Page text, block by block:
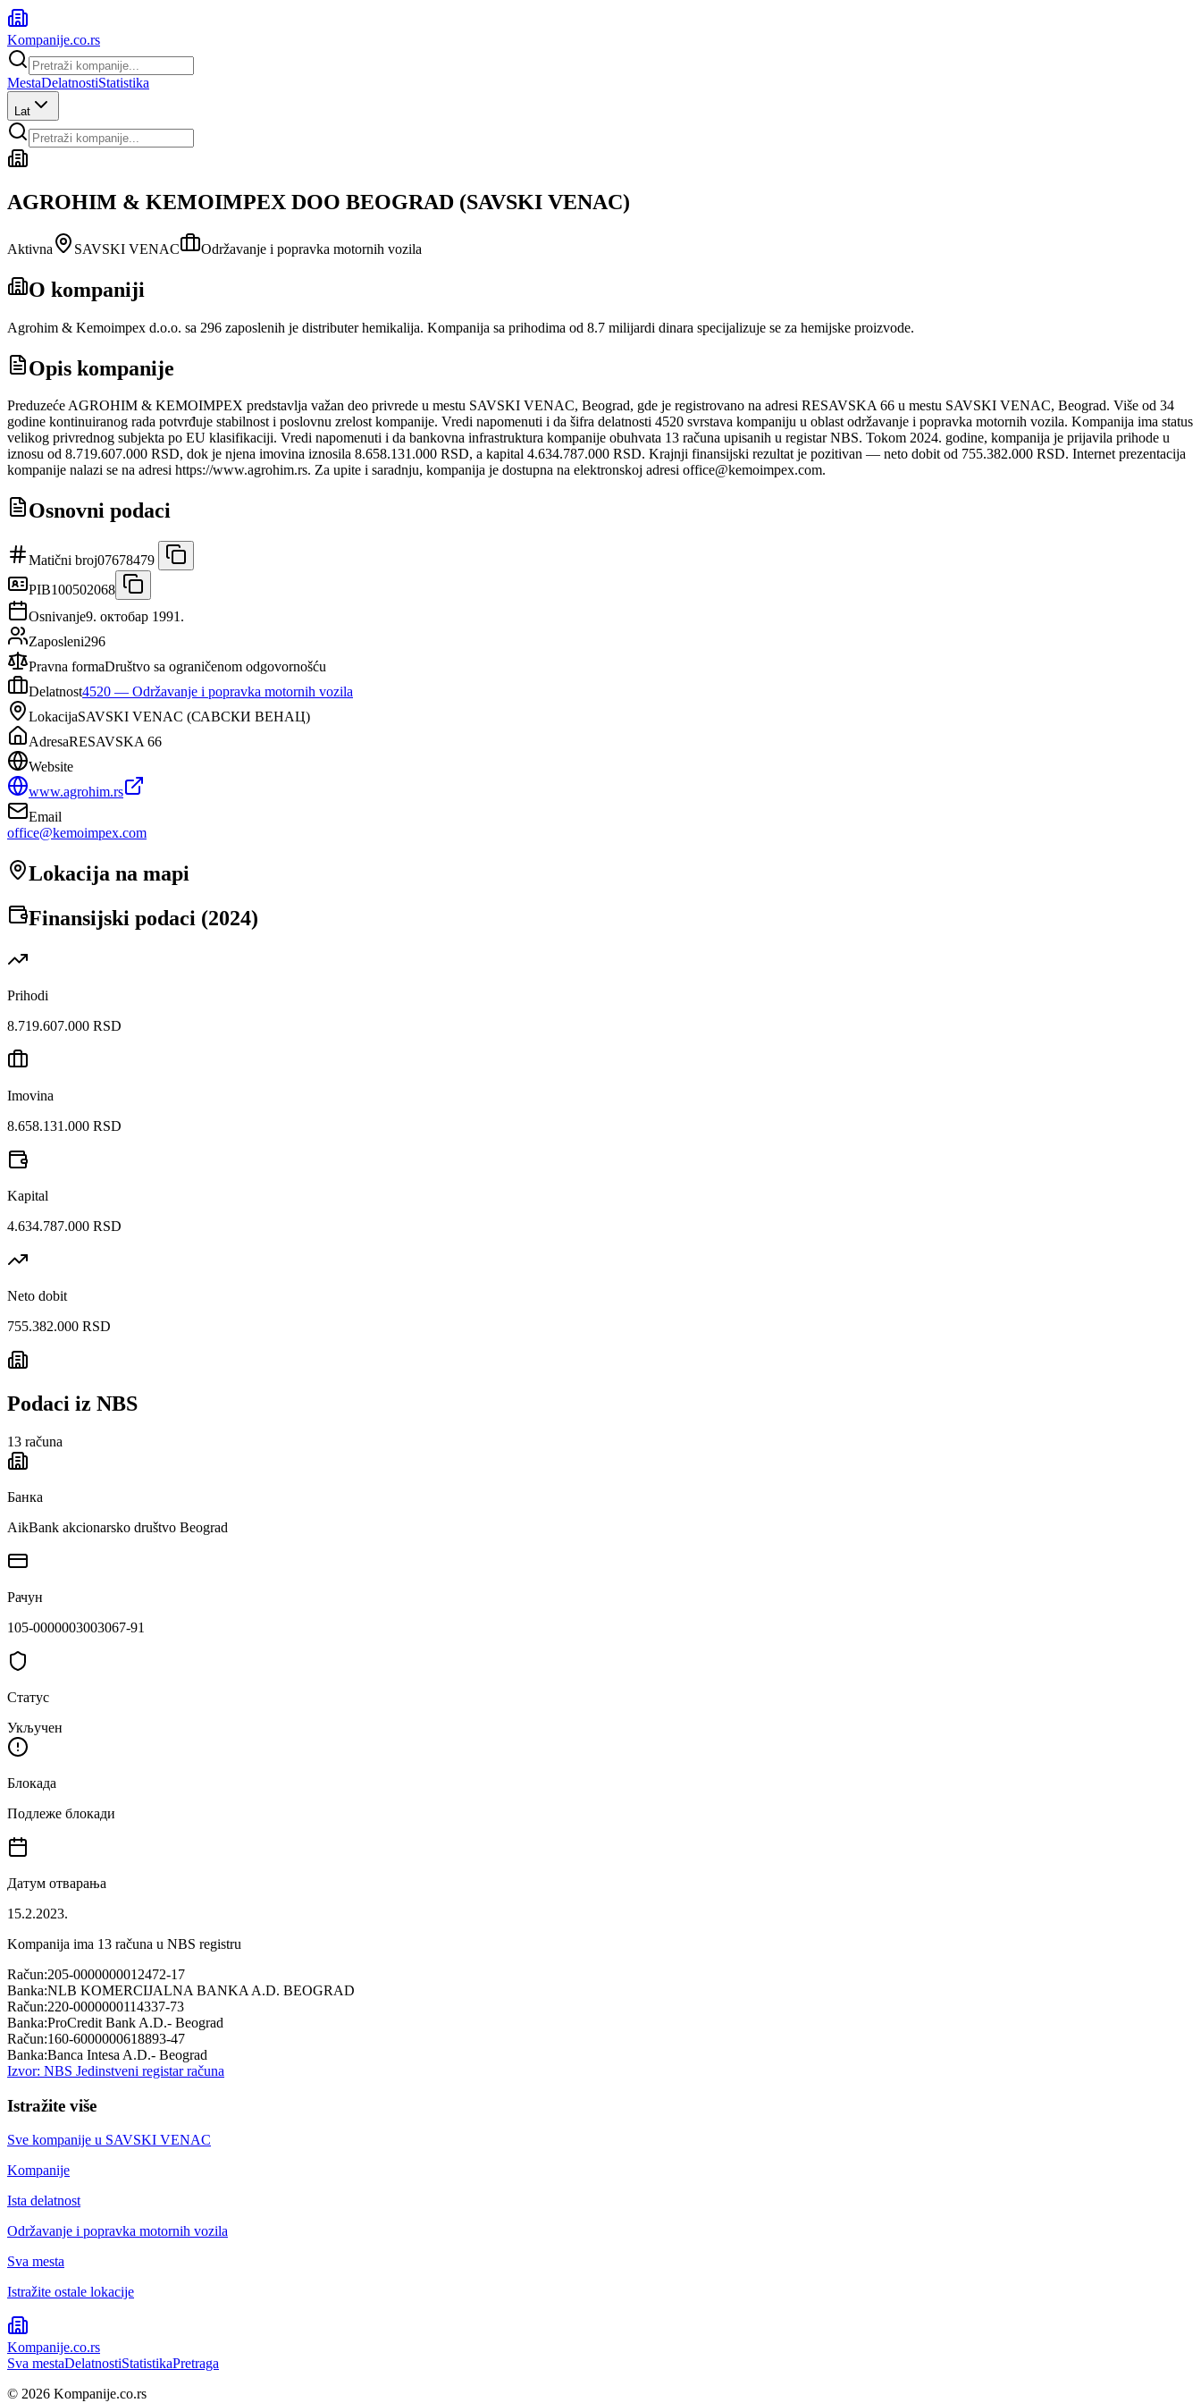
Kompanije.co.rs
MestaDelatnostiStatistika
Lat
AGROHIM & KEMOIMPEX DOO BEOGRAD (SAVSKI VENAC)
Aktivna SAVSKI VENAC Održavanje i popravka motornih vozila
O kompaniji
Agrohim & Kemoimpex d.o.o. sa 296 zaposlenih je distributer hemikalija. Kompanija sa prihodima od 8.7 milijardi dinara specijalizuje se za hemijske proizvode.
Opis kompanije
Preduzeće AGROHIM & KEMOIMPEX predstavlja važan deo privrede u mestu SAVSKI VENAC, Beograd, gde je registrovano na adresi RESAVSKA 66 u mestu SAVSKI VENAC, Beograd. Više od 34
godine kontinuiranog rada potvrđuje stabilnost i poslovnu zrelost kompanije. Vredi napomenuti i da šifra delatnosti 4520 svrstava kompaniju u oblast održavanje i popravka motornih vozila. Kompanija ima status
velikog privrednog subjekta po EU klasifikaciji. Vredi napomenuti i da bankovna infrastruktura kompanije obuhvata 13 računa upisanih u registar NBS. Tokom 2024. godine, kompanija je prijavila prihode u
iznosu od 8.719.607.000 RSD, dok je njena imovina iznosila 8.658.131.000 RSD, a kapital 4.634.787.000 RSD. Krajnji finansijski rezultat je pozitivan — neto dobit od 755.382.000 RSD. Internet prezentacija
kompanije nalazi se na adresi https://www.agrohim.rs. Za upite i saradnju, kompanija je dostupna na elektronskoj adresi office@kemoimpex.com.
Osnovni podaci
Matični broj07678479
PIB100502068
Osnivanje9. октобар 1991.
Zaposleni296
Pravna formaDruštvo sa ograničenom odgovornošću
Delatnost4520 — Održavanje i popravka motornih vozila
LokacijaSAVSKI VENAC (САВСКИ ВЕНАЦ)
AdresaRESAVSKA 66
Website
www.agrohim.rs
Email
office@kemoimpex.com
Lokacija na mapi
Finansijski podaci (2024)
Prihodi
8.719.607.000 RSD
Imovina
8.658.131.000 RSD
Kapital
4.634.787.000 RSD
Neto dobit
755.382.000 RSD
Podaci iz NBS
13 računa
Банка
AikBank akcionarsko društvo Beograd
Рачун
105-0000003003067-91
Статус
Укључен
Блокада
Подлеже блокади
Датум отварања
15.2.2023.
Kompanija ima 13 računa u NBS registru
Račun:205-0000000012472-17
Banka:NLB KOMERCIJALNA BANKA A.D. BEOGRAD
Račun:220-0000000114337-73
Banka:ProCredit Bank A.D.- Beograd
Račun:160-6000000618893-47
Banka:Banca Intesa A.D.- Beograd
Izvor: NBS Jedinstveni registar računa
Istražite više
Sve kompanije u SAVSKI VENAC
Kompanije
Ista delatnost
Održavanje i popravka motornih vozila
Sva mesta
Istražite ostale lokacije
Kompanije.co.rs
Sva mestaDelatnostiStatistikaPretraga
© 2026 Kompanije.co.rs